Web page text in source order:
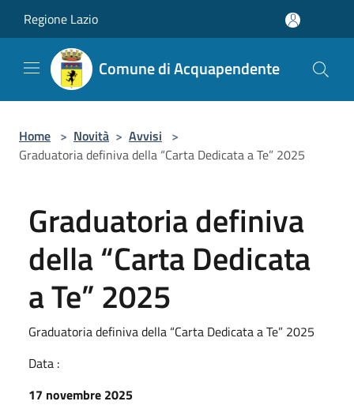
Regione Lazio
Comune di Acquapendente
Home > Novità > Avvisi >
Graduatoria definiva della “Carta Dedicata a Te” 2025
Graduatoria definiva
della “Carta Dedicata
a Te” 2025
Graduatoria definiva della “Carta Dedicata a Te” 2025
Data :
17 novembre 2025